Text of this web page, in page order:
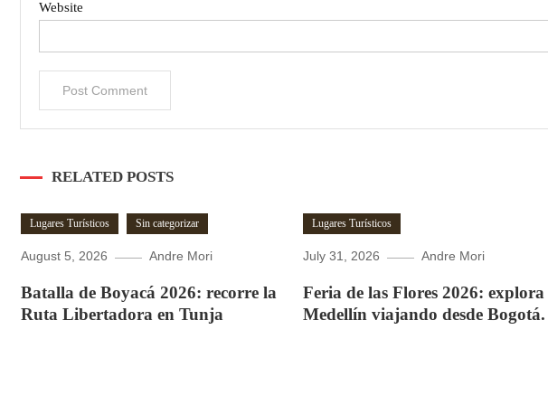
Website
RELATED POSTS
Lugares Turísticos Sin categorizar
August 5, 2026 Andre Mori
Batalla de Boyacá 2026: recorre la
Ruta Libertadora en Tunja
Lugares Turísticos
July 31, 2026 Andre Mori
Feria de las Flores 2026: explora
Medellín viajando desde Bogotá.